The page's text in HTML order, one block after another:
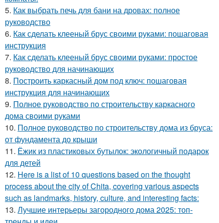
5. Как выбрать печь для бани на дровах: полное
руководство
6. Как сделать клееный брус своими руками: пошаговая
инструкция
7. Как сделать клееный брус своими руками: простое
руководство для начинающих
8. Построить каркасный дом под ключ: пошаговая
инструкция для начинающих
9. Полное руководство по строительству каркасного
дома своими руками
10. Полное руководство по строительству дома из бруса:
от фундамента до крыши
11. Ёжик из пластиковых бутылок: экологичный подарок
для детей
12. Here is a list of 10 questions based on the thought
process about the city of Chita, covering various aspects
such as landmarks, history, culture, and interesting facts:
13. Лучшие интерьеры загородного дома 2025: топ-